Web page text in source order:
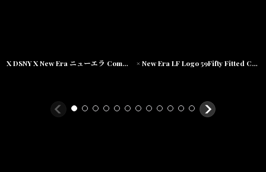
7 3/4 (61.5cm)
X DSNY X New Era ニューエラ Community Services LF Logo 59Fifty キャップ 帽子 × New Era LF Logo 59Fifty Fitted Cap 20th anv ニューエラ ロゴ キャップ 帽子